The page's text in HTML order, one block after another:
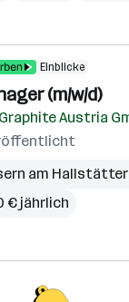
Einblicke
(m/w/d)
Austria
am
€ jährlich